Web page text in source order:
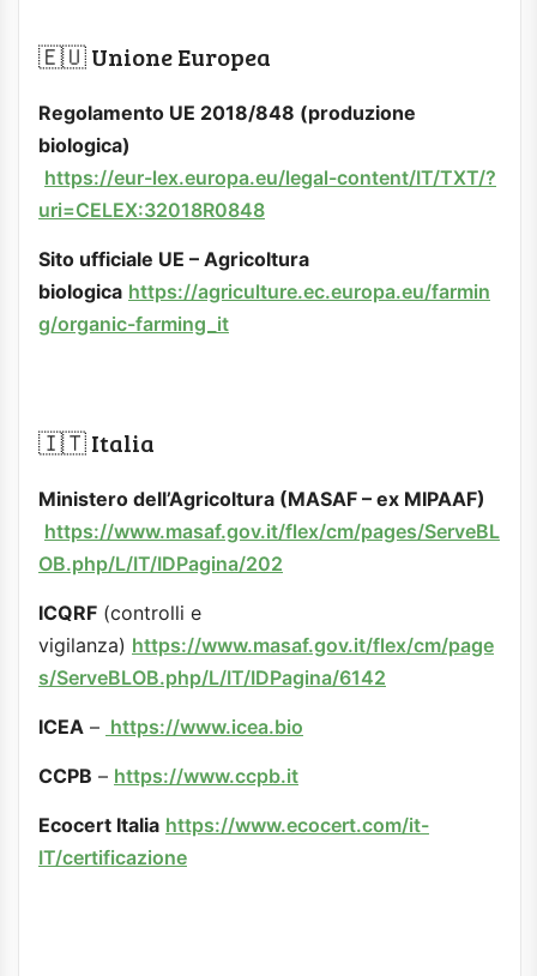
🇪🇺 Unione Europea
Regolamento UE 2018/848 (produzione
biologica)
https://eur-lex.europa.eu/legal-content/IT/TXT/?
uri=CELEX:32018R0848
Sito ufficiale UE – Agricoltura
biologica https://agriculture.ec.europa.eu/farmin
g/organic-farming_it
🇮🇹 Italia
Ministero dell’Agricoltura (MASAF – ex MIPAAF)
https://www.masaf.gov.it/flex/cm/pages/ServeBL
OB.php/L/IT/IDPagina/202
ICQRF (controlli e
vigilanza) https://www.masaf.gov.it/flex/cm/page
s/ServeBLOB.php/L/IT/IDPagina/6142
ICEA – https://www.icea.bio
CCPB – https://www.ccpb.it
Ecocert Italia https://www.ecocert.com/it-
IT/certificazione